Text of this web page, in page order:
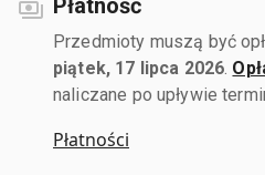
Przedmioty muszą być
piątek, 17 lipca 2026
naliczane po upływie
Płatności